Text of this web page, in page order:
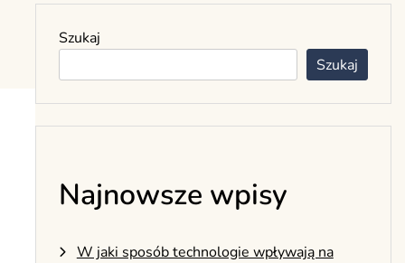
Szukaj
Szukaj
Najnowsze wpisy
W jaki sposób technologie wpływają na